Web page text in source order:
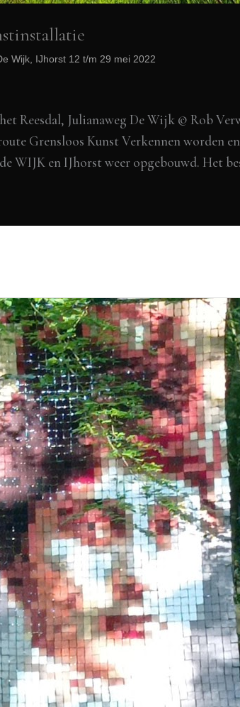
Wijk, IJhorst 12 t/m 29 mei 2022
Reesdal, Julianaweg De Wijk © Rob
Grensloos Kunst Verkennen worden
WIJK en IJhorst weer opgebouwd. Het